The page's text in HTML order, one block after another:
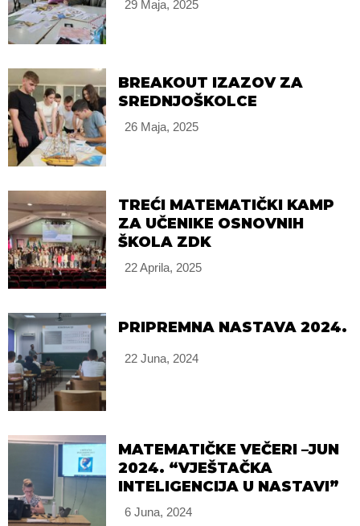
29 Maja, 2025
BREAKOUT IZAZOV ZA
SREDNJOŠKOLCE
26 Maja, 2025
TREĆI MATEMATIČKI KAMP
ZA UČENIKE OSNOVNIH
ŠKOLA ZDK
22 Aprila, 2025
PRIPREMNA NASTAVA 2024.
22 Juna, 2024
MATEMATIČKE VEČERI –JUN
2024. “VJEŠTAČKA
INTELIGENCIJA U NASTAVI”
6 Juna, 2024